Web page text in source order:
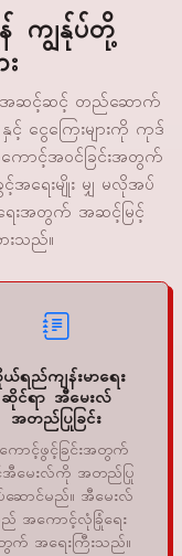
ကျွန်ုပ်တို့
အဆင့်ဆင့် တည်ဆောက်
ငွေကြေးများကို ကုဒ်
ာင့်အဝင်ခြင်းအတွက်
ရေးမျိုး မျှ မလိုအပ်
းအတွက် အဆင့်မြင့်
းသည်။
ရည်ကျန်းမာရေး
ဆိုင်ရာ အီမေးလ်
အတည်ပြုခြင်း
ောင့်ဖွင့်ခြင်းအတွက်
မေးလ်ကို အတည်ပြု
ောင်မည်။ အီမေးလ်
အကောင့်လုံခြုံရေး
က် အရေးကြီးသည်။